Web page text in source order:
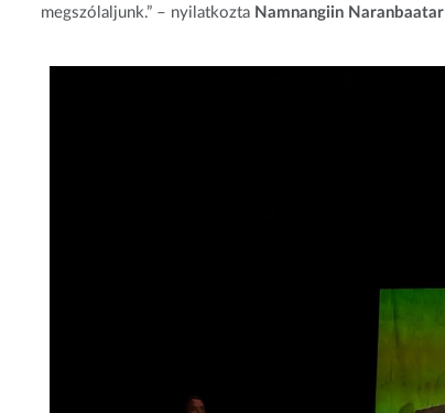
megszólaljunk.” – nyilatkozta Namnangiin Naranbaatar